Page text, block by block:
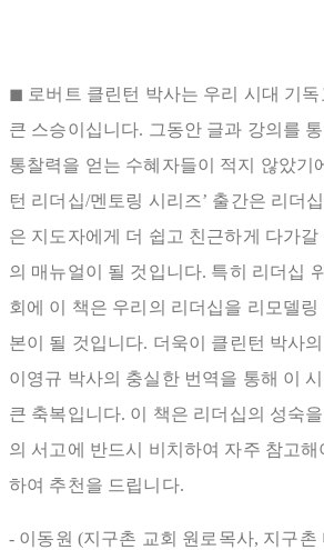
◼ 로버트 클린턴 박사는 우리 시대 기독
큰 스승이십니다. 그동안 글과 강의를
통찰력을 얻는 수혜자들이 적지 않았기
턴 리더십/멘토링 시리즈’ 출간은 리더
은 지도자에게 더 쉽고 친근하게 다가
의 매뉴얼이 될 것입니다. 특히 리더십
회에 이 책은 우리의 리더십을 리모델링
본이 될 것입니다. 더욱이 클린턴 박사
이영규 박사의 충실한 번역을 통해 이
큰 축복입니다. 이 책은 리더십의 성숙
의 서고에 반드시 비치하여 자주 참고
하여 추천을 드립니다.
- 이동원 (지구촌 교회 원로목사, 지구촌